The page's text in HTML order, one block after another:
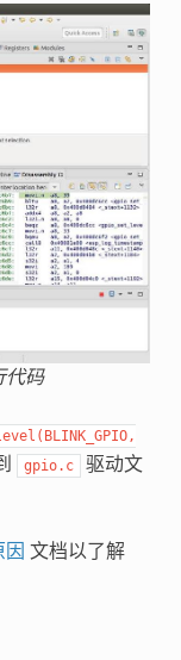
代码
gpio.c
驱动文
文档以了解